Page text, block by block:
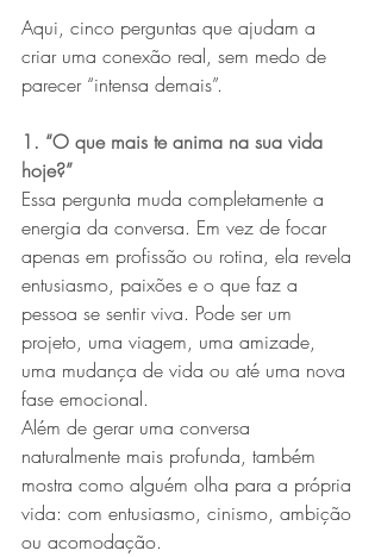
Aqui, cinco perguntas que ajudam a
criar uma conexão real, sem medo de
parecer “intensa demais”.
1. “O que mais te anima na sua vida
hoje?”
Essa pergunta muda completamente a
energia da conversa. Em vez de focar
apenas em profissão ou rotina, ela revela
entusiasmo, paixões e o que faz a
pessoa se sentir viva. Pode ser um
projeto, uma viagem, uma amizade,
uma mudança de vida ou até uma nova
fase emocional.
Além de gerar uma conversa
naturalmente mais profunda, também
mostra como alguém olha para a própria
vida: com entusiasmo, cinismo, ambição
ou acomodação.